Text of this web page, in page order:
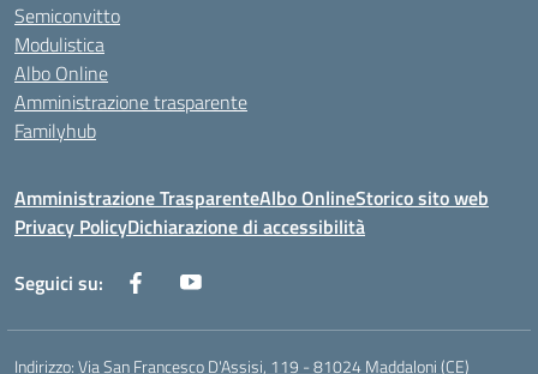
Semiconvitto
Modulistica
Albo Online
Amministrazione trasparente
Familyhub
Amministrazione TrasparenteAlbo OnlineStorico sito web
Privacy PolicyDichiarazione di accessibilità
Seguici su:
Indirizzo:Via San Francesco D'Assisi, 119 - 81024 Maddaloni (CE)